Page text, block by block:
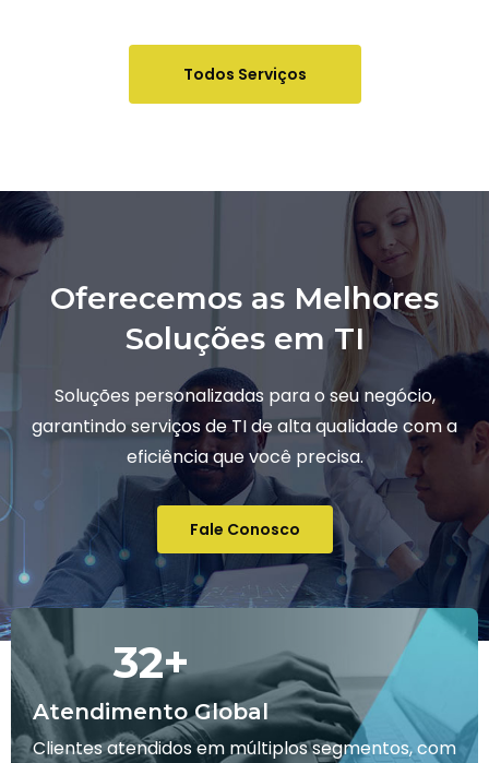
Todos Serviços
Oferecemos as Melhores
Soluções em TI
Soluções personalizadas para o seu negócio,
garantindo serviços de TI de alta qualidade com a
eficiência que você precisa.
Fale Conosco
Atendimento Global
32+
Clientes atendidos em múltiplos segmentos, com